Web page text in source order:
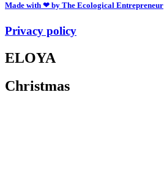
Made with ❤ by The Ecological Entrepreneur
Privacy policy
ELOYA
Christmas